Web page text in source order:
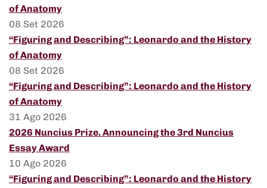
of Anatomy
08 Set 2026
“Figuring and Describing”: Leonardo and the History
of Anatomy
08 Set 2026
“Figuring and Describing”: Leonardo and the History
of Anatomy
31 Ago 2026
2026 Nuncius Prize. Announcing the 3rd Nuncius
Essay Award
10 Ago 2026
“Figuring and Describing”: Leonardo and the History